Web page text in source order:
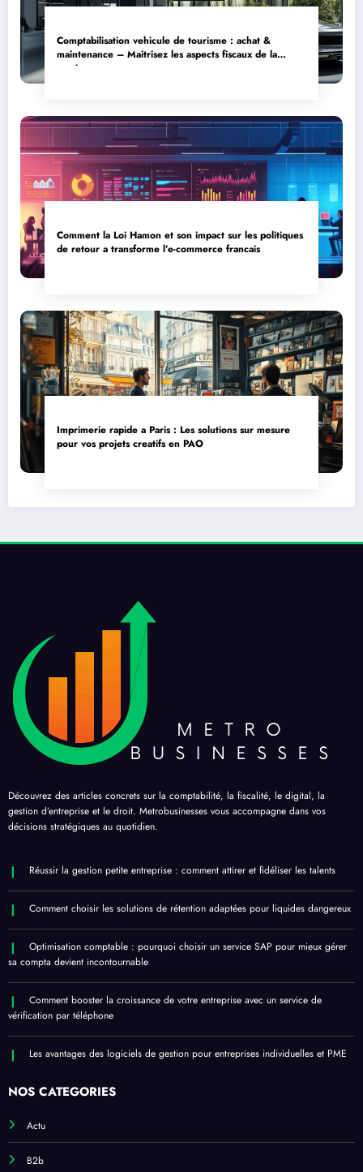
Comptabilisation vehicule de tourisme : achat &
maintenance – Maitrisez les aspects fiscaux de la
cession
Comment la Loi Hamon et son impact sur les politiques
de retour a transforme l’e-commerce francais
Imprimerie rapide a Paris : Les solutions sur mesure
pour vos projets creatifs en PAO
Découvrez des articles concrets sur la comptabilité, la fiscalité, le digital, la
gestion d’entreprise et le droit. Metrobusinesses vous accompagne dans vos
décisions stratégiques au quotidien.
Réussir la gestion petite entreprise : comment attirer et fidéliser les talents
Comment choisir les solutions de rétention adaptées pour liquides dangereux
Optimisation comptable : pourquoi choisir un service SAP pour mieux gérer
sa compta devient incontournable
Comment booster la croissance de votre entreprise avec un service de
vérification par téléphone
Les avantages des logiciels de gestion pour entreprises individuelles et PME
NOS CATÉGORIES
Actu
B2b